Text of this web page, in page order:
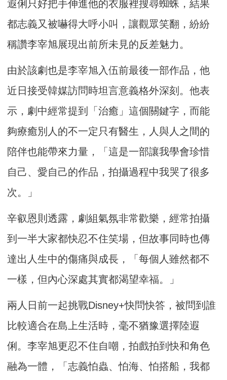
遐俐只好把手伸進他的衣服裡搜尋蜘蛛，結果
都志義又被嚇得大呼小叫，讓觀眾笑翻，紛紛
稱讚李宰旭展現出前所未見的反差魅力。
由於該劇也是李宰旭入伍前最後一部作品，他
近日接受韓媒訪問時坦言意義格外深刻。他表
示，劇中經常提到「治癒」這個關鍵字，而能
夠療癒別人的不一定只有醫生，人與人之間的
陪伴也能帶來力量，「這是一部讓我學會珍惜
自己、愛自己的作品，拍攝過程中我哭了很多
次。」
辛叡恩則透露，劇組氣氛非常歡樂，經常拍攝
到一半大家都快忍不住笑場，但故事同時也傳
達出人生中的傷痛與成長，「每個人雖然都不
一樣，但內心深處其實都渴望幸福。」
兩人日前一起挑戰Disney+快問快答，被問到誰
比較適合在島上生活時，毫不猶豫選擇陸遐
俐。李宰旭更忍不住自嘲，拍戲拍到快和角色
融為一體，「志義怕蟲、怕海、怕搭船，我都